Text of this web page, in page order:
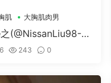
肌 大胸肌肉男
(@NissanLiu98-@
243 0